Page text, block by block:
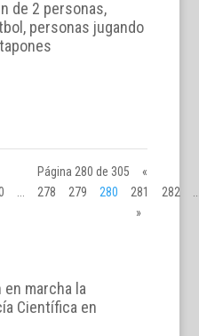
Página 280 de 305
«
278 279 280 281 282
»
marcha la
Científica en